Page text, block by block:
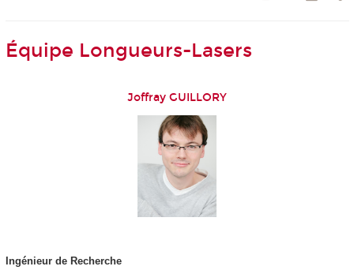
Équipe Longueurs-Lasers
Joffray GUILLORY
Ingénieur de Recherche